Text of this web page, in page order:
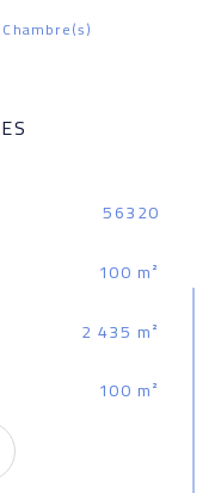
Chambre(s)
56320
100 m²
2 435 m²
100 m²
inclus 99700e
:
immatriculé au